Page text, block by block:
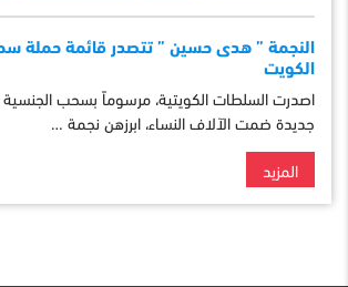
النجمة ” هدى حسين ” تتصدر قائمة حملة
الكويت
اصدرت السلطات الكويتية، مرسوماً بسحب الجنسية
جديدة ضمت الآلاف النساء، ابرزهن نجمة …
المزيد